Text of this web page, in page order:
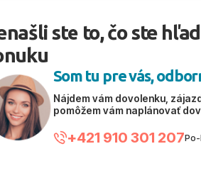
ste to, čo ste
Som tu pre vás,
Nájdem vám dovolenku,
pomôžem vám naplánovať
+421 910 301 207